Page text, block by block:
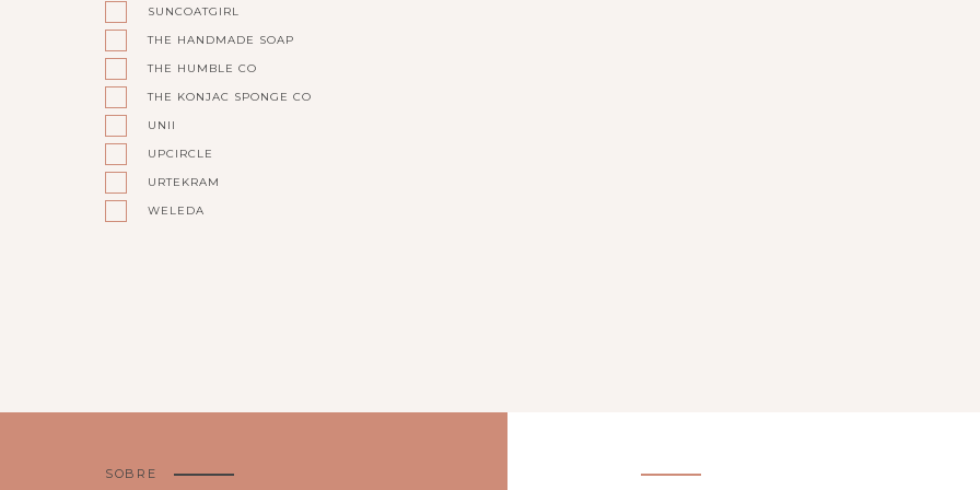
SUNCOATGIRL
THE HANDMADE SOAP
THE HUMBLE CO
THE KONJAC SPONGE CO
UNII
UPCIRCLE
URTEKRAM
WELEDA
SOBRE